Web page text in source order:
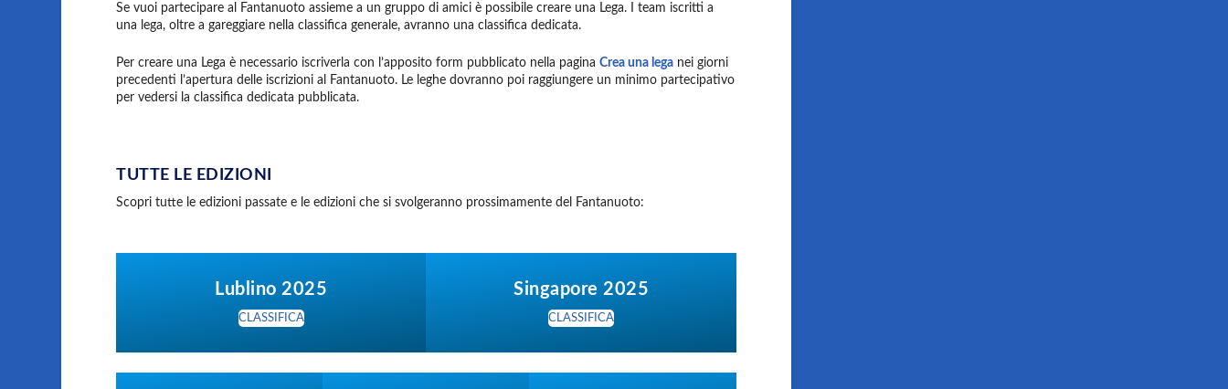
Se vuoi partecipare al Fantanuoto assieme a un gruppo di amici è possibile creare una Lega. I team iscritti a
una lega, oltre a gareggiare nella classifica generale, avranno una classifica dedicata.
Per creare una Lega è necessario iscriverla con l’apposito form pubblicato nella paginaCrea una lega nei giorni
precedenti l’apertura delle iscrizioni al Fantanuoto. Le leghe dovranno poi raggiungere un minimo partecipativo
per vedersi la classifica dedicata pubblicata.
TUTTE LE EDIZIONI
Scopri tutte le edizioni passate e le edizioni che si svolgeranno prossimamente del Fantanuoto:
Lublino 2025
CLASSIFICA
Singapore 2025
CLASSIFICA